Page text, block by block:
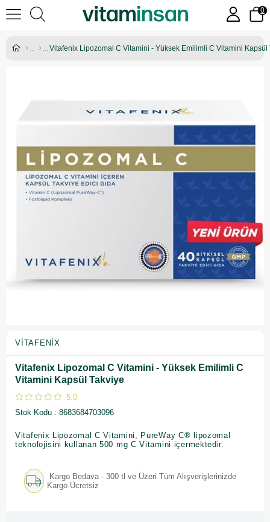
0
Vitafenix Lipozomal C Vitamini - Yüksek Emilimli C Vitamini Kapsül
VITAFENIX
Vitafenix Lipozomal C Vitamini - Yüksek Emilimli C
Vitamini Kapsül Takviye
5.0
Stok Kodu
8683684703096
Vitafenix Lipozomal C Vitamini, PureWay C® lipozomal
teknolojisini kullanan 500 mg C Vitamini içermektedir.
Kargo Bedava - 300 tl ve Üzeri Tüm Alışverişlerinizde
Kargo Ücretsiz